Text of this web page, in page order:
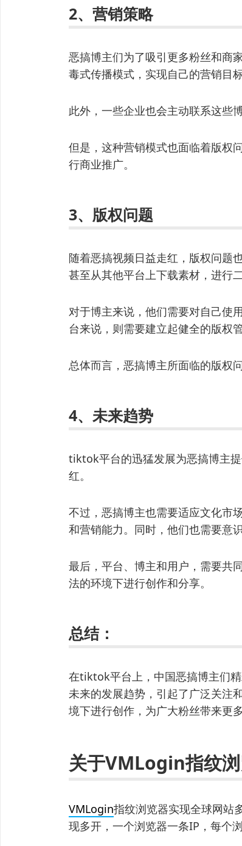
2、营销策略
恶搞博主们为了吸引更多粉丝和商
毒式传播模式，实现自己的营销目标
此外，一些企业也会主动联系这些
但是，这种营销模式也面临着版权
行商业推广。
3、版权问题
随着恶搞视频日益走红，版权问题
甚至从其他平台上下载素材，进行
对于博主来说，他们需要对自己使
台来说，则需要建立起健全的版权
总体而言，恶搞博主所面临的版权
4、未来趋势
tiktok平台的迅猛发展为恶搞博主
红。
不过，恶搞博主也需要适应文化市
和营销能力。同时，他们也需要意
最后，平台、博主和用户，需要共
法的环境下进行创作和分享。
总结：
在tiktok平台上，中国恶搞博主们
未来的发展趋势，引起了广泛关注
境下进行创作，为广大粉丝带来更
关于VMLogin指纹
VMLogin指纹浏览器实现全球网站
现多开，一个浏览器一条IP，每个